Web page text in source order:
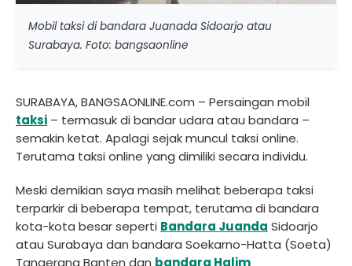
Mobil taksi di bandara Juanada Sidoarjo atau
Surabaya. Foto: bangsaonline
SURABAYA, BANGSAONLINE.com – Persaingan mobil
taksi – termasuk di bandar udara atau bandara –
semakin ketat. Apalagi sejak muncul taksi online.
Terutama taksi online yang dimiliki secara individu.
Meski demikian saya masih melihat beberapa taksi
terparkir di beberapa tempat, terutama di bandara
kota-kota besar seperti Bandara Juanda Sidoarjo
atau Surabaya dan bandara Soekarno-Hatta (Soeta)
Tangerang Banten dan bandara Halim